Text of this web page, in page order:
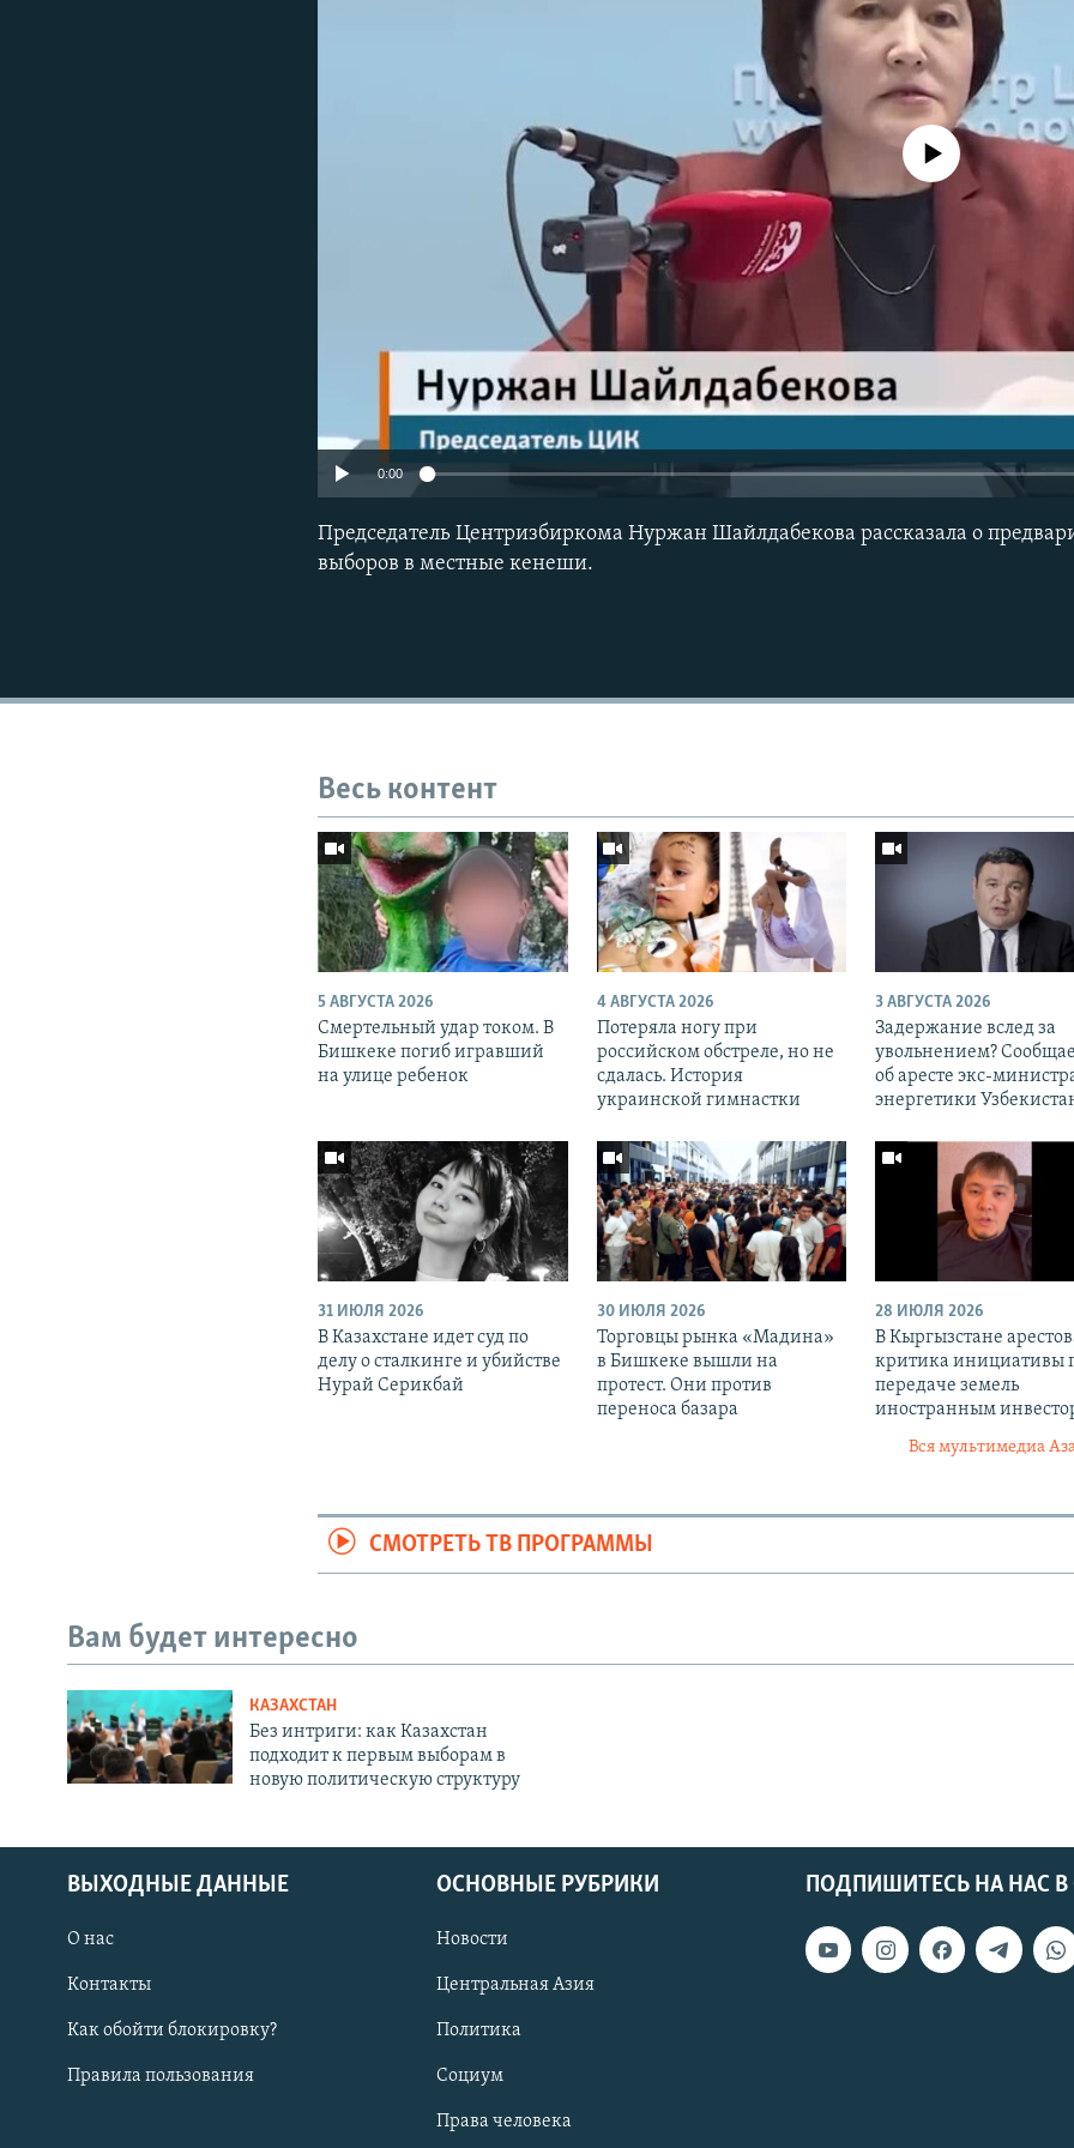
No media source currently
0:00
Председатель Центризбиркома Нуржан Шайлдабекова рассказала о
выборов в местные кенеши.
Весь контент
5 АВГУСТА 2026
Смертельный удар током. В
Бишкеке погиб игравший
на улице ребенок
4 АВГУСТА 2026
Потеряла ногу при
российском обстреле, но не
сдалась. История
украинской гимнастки
3 АВГУСТА 2026
Задержание вслед за
увольнением?
об аресте экс-
энергетики
31 ИЮЛЯ 2026
В Казахстане идет суд по
делу о сталкинге и убийстве
Нурай Серикбай
30 ИЮЛЯ 2026
Торговцы рынка «Мадина»
в Бишкеке вышли на
протест. Они против
переноса базара
28 ИЮЛЯ 2026
В Кыргызстане
критика инициативы
передаче земель
иностранным
Вся мультимедиа
СМОТРЕТЬ ТВ ПРОГРАММЫ
Вам будет интересно
КАЗАХСТАН
Без интриги: как Казахстан
подходит к первым выборам в
новую политическую структуру
ПОДПИШИТЕСЬ НА НАС В
ВЫХОДНЫЕ ДАННЫЕ
О нас
Контакты
Как обойти блокировку?
Правила пользования
ОСНОВНЫЕ РУБРИКИ
Новости
Центральная Азия
Политика
Социум
Права человека